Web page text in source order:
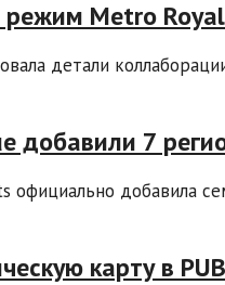
режим Metro
детали
добавили 7
официально добавила
карту в